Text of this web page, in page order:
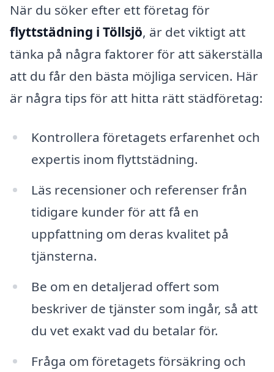
När du söker efter ett företag för
flyttstädning i Töllsjö, är det viktigt att
tänka på några faktorer för att säkerställa
att du får den bästa möjliga servicen. Här
är några tips för att hitta rätt städföretag:
Kontrollera företagets erfarenhet och
expertis inom flyttstädning.
Läs recensioner och referenser från
tidigare kunder för att få en
uppfattning om deras kvalitet på
tjänsterna.
Be om en detaljerad offert som
beskriver de tjänster som ingår, så att
du vet exakt vad du betalar för.
Fråga om företagets försäkring och